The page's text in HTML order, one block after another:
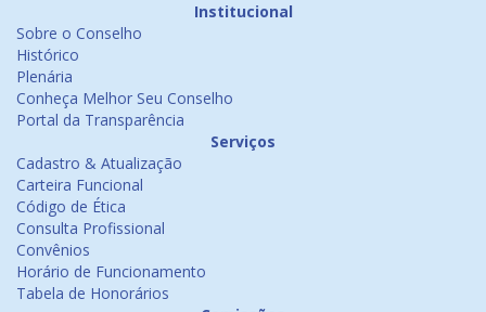
Institucional
Sobre o Conselho
Histórico
Plenária
Conheça Melhor Seu Conselho
Portal da Transparência
Serviços
Cadastro & Atualização
Carteira Funcional
Código de Ética
Consulta Profissional
Convênios
Horário de Funcionamento
Tabela de Honorários